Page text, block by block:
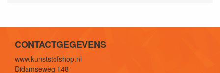
CONTACTGEGEVENS
www.kunststofshop.nl
Didamseweg 148